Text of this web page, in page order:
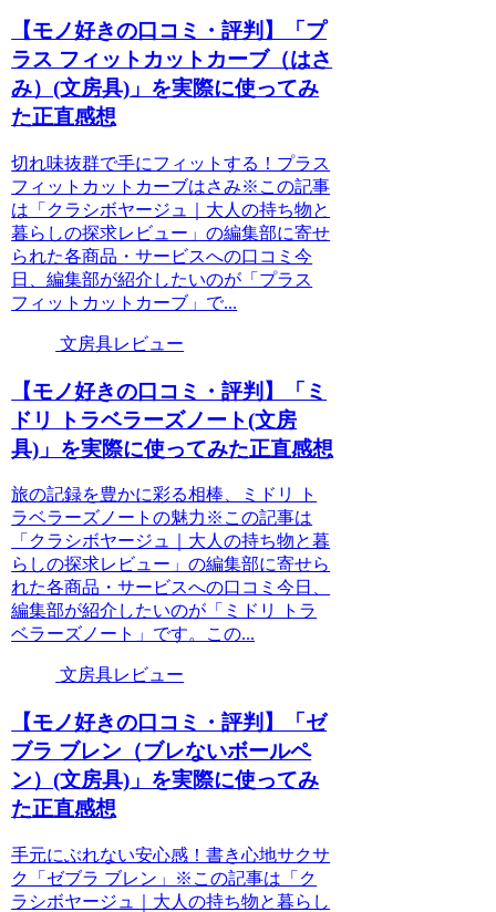
【モノ好きの口コミ・評判】「プ
ラス フィットカットカーブ（はさ
み）(文房具)」を実際に使ってみ
た正直感想
切れ味抜群で手にフィットする！プラス
フィットカットカーブはさみ※この記事
は「クラシボヤージュ｜大人の持ち物と
暮らしの探求レビュー」の編集部に寄せ
られた各商品・サービスへの口コミ今
日、編集部が紹介したいのが「プラス
フィットカットカーブ」で...
文房具レビュー
【モノ好きの口コミ・評判】「ミ
ドリ トラベラーズノート(文房
具)」を実際に使ってみた正直感想
旅の記録を豊かに彩る相棒、ミドリ ト
ラベラーズノートの魅力※この記事は
「クラシボヤージュ｜大人の持ち物と暮
らしの探求レビュー」の編集部に寄せら
れた各商品・サービスへの口コミ今日、
編集部が紹介したいのが「ミドリ トラ
ベラーズノート」です。この...
文房具レビュー
【モノ好きの口コミ・評判】「ゼ
ブラ ブレン（ブレないボールペ
ン）(文房具)」を実際に使ってみ
た正直感想
手元にぶれない安心感！書き心地サクサ
ク「ゼブラ ブレン」※この記事は「ク
ラシボヤージュ｜大人の持ち物と暮らし